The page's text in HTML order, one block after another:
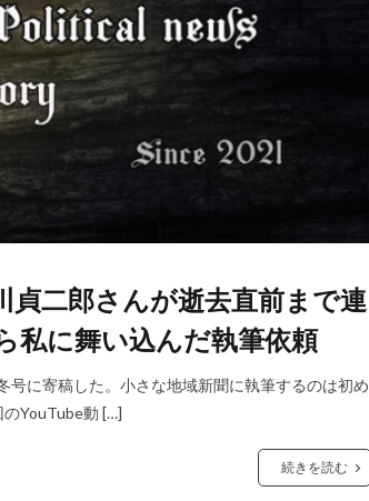
貞二郎さんが逝去直前まで連
私に舞い込んだ執筆依頼
に寄稿した。小さな地域新聞に執筆するのは初め
のYouTube動 […]
続きを読む